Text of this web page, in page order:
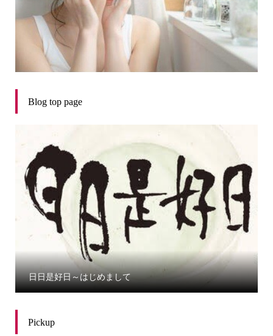
Blog top page
日日是好日～はじめまして
Pickup